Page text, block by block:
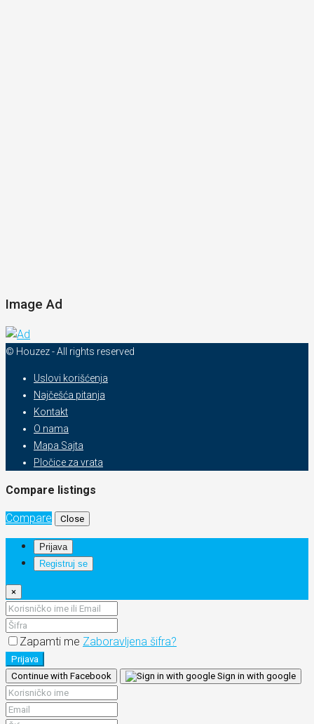
Image Ad
© Houzez - All rights reserved
Uslovi korišćenja
Najčešća pitanja
Kontakt
O nama
Mapa Sajta
Pločice za vrata
Compare listings
Compare Close
Prijava
Registruj se
×
Zapamti me Zaboravljena šifra?
Prijava
Continue with Facebook
Sign in with google